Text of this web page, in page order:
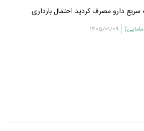
سریع دارو مصرف کردید احتمال بارداری
صبر کنید.1405/01/09